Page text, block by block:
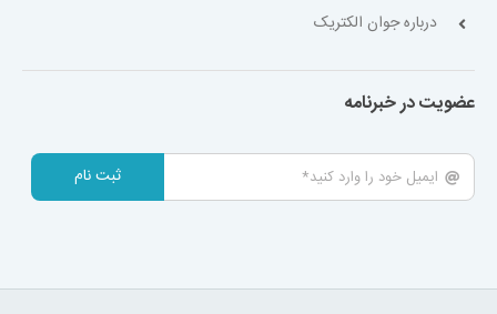
درباره جوان الکتریک
عضویت در خبرنامه
ثبت نام